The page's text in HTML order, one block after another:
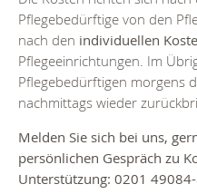
Pflegebedürftige von den
nach den individuellen
Pflegeeinrichtungen. Im
Pflegebedürftigen morgens
nachmittags wieder
Melden Sie sich bei uns,
persönlichen Gespräch zu
Unterstützung: 0201